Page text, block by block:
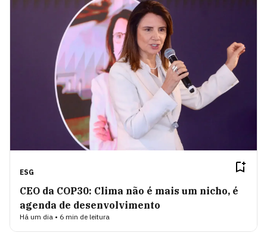
ESG
CEO da COP30: Clima não é mais um nicho, é
agenda de desenvolvimento
Há um dia • 6 min de leitura